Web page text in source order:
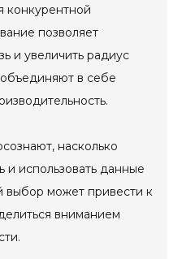
конкурентной
позволяет
и увеличить радиус
в себе
насколько
и использовать данные
выбор может привести к
вниманием